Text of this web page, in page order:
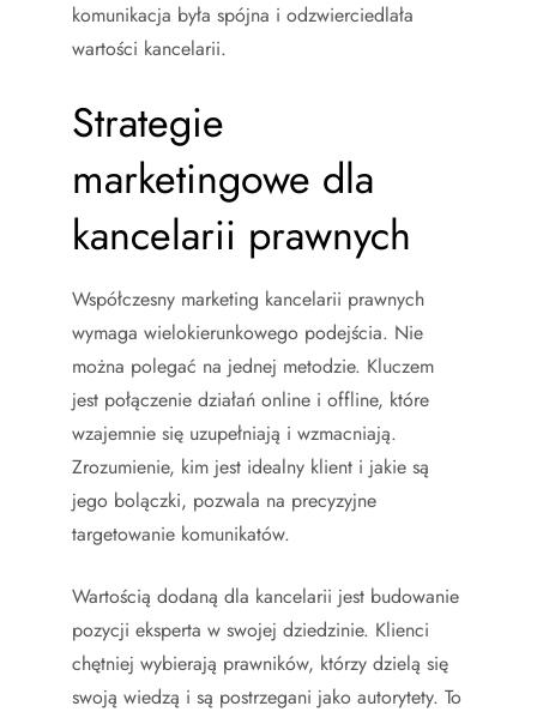
komunikacja była spójna i odzwierciedlała
wartości kancelarii.
Strategie
marketingowe dla
kancelarii prawnych
Współczesny marketing kancelarii prawnych
wymaga wielokierunkowego podejścia. Nie
można polegać na jednej metodzie. Kluczem
jest połączenie działań online i offline, które
wzajemnie się uzupełniają i wzmacniają.
Zrozumienie, kim jest idealny klient i jakie są
jego bolączki, pozwala na precyzyjne
targetowanie komunikatów.
Wartością dodaną dla kancelarii jest budowanie
pozycji eksperta w swojej dziedzinie. Klienci
chętniej wybierają prawników, którzy dzielą się
swoją wiedzą i są postrzegani jako autorytety. To